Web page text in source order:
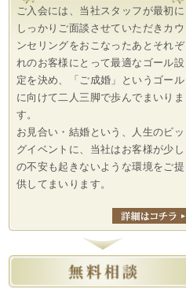
ご入会には、当社スタッフが最初に
しっかりご面談させていただきカウ
ンセリングをおこなったあとそれぞ
れのお客様にとって最適なゴール設
定を決め、「ご成婚」というゴール
に向けて二人三脚で歩んでまいりま
す。
お見合い・結婚という、人生のビッ
グイベントに、当社はお客様が少し
の不安も起きないような環境をご提
供してまいります。